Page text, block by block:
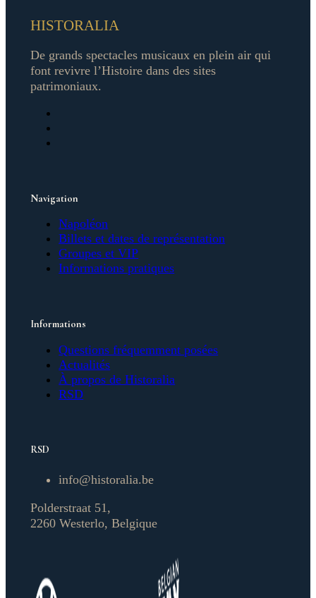
HISTORALIA
De grands spectacles musicaux en plein air qui
font revivre l’Histoire dans des sites
patrimoniaux.
Navigation
Napoléon
Billets et dates de représentation
Groupes et VIP
Informations pratiques
Informations
Questions fréquemment posées
Actualités
À propos de Historalia
RSD
RSD
info@historalia.be
Polderstraat 51,
2260 Westerlo, Belgique